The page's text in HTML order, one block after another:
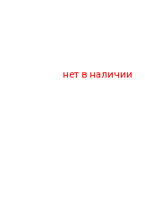
нет в наличии